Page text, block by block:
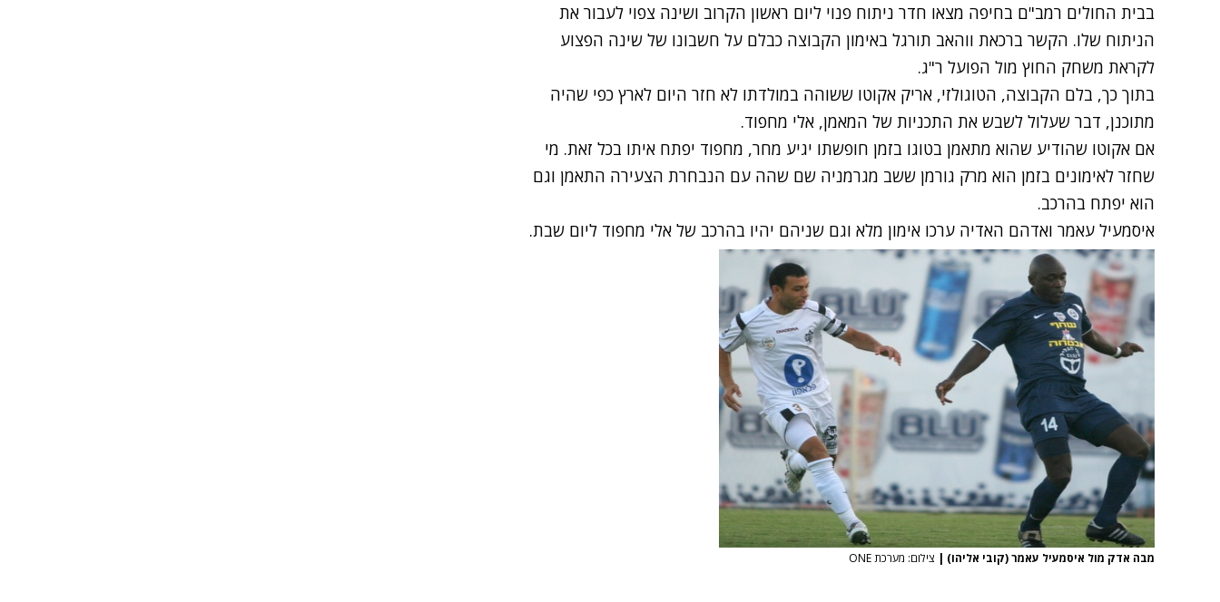
בבית החולים רמב"ם בחיפה מצאו חדר ניתוח פנוי ליום ראשון הקרוב ושינה צפוי לעבור את
הניתוח שלו. הקשר ברכאת ווהאב תורגל באימון הקבוצה כבלם על חשבונו של שינה הפצוע
לקראת משחק החוץ מול הפועל ר"ג.
בתוך כך, בלם הקבוצה, הטוגולזי, אריק אקוטו ששוהה במולדתו לא חזר היום לארץ כפי שהיה
מתוכנן, דבר שעלול לשבש את התכניות של המאמן, אלי מחפוד.
אם אקוטו שהודיע שהוא מתאמן בטוגו בזמן חופשתו יגיע מחר, מחפוד יפתח איתו בכל זאת. מי
שחזר לאימונים בזמן הוא מרק גורמן ששב מגרמניה שם שהה עם הנבחרת הצעירה התאמן וגם
הוא יפתח בהרכב.
איסמעיל עאמר ואדהם האדיה ערכו אימון מלא וגם שניהם יהיו בהרכב של אלי מחפוד ליום שבת.
מבה אדק מול איסמעיל עאמר (קובי אליהו) | צילום: מערכת ONE